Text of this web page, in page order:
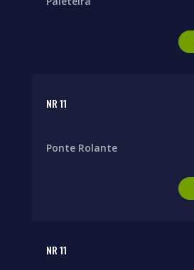
NR 11
Ponte Rolante
NR 11